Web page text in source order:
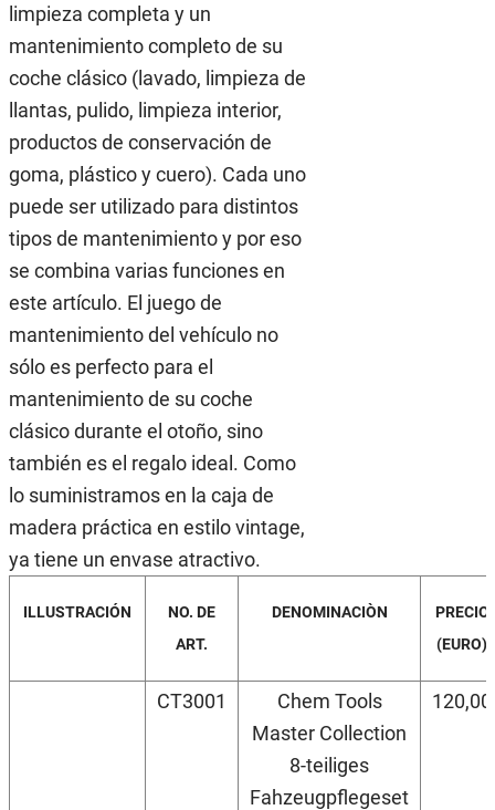
limpieza completa y un
mantenimiento completo de su
coche clásico (lavado, limpieza de
llantas, pulido, limpieza interior,
productos de conservación de
goma, plástico y cuero). Cada uno
puede ser utilizado para distintos
tipos de mantenimiento y por eso
se combina varias funciones en
este artículo. El juego de
mantenimiento del vehículo no
sólo es perfecto para el
mantenimiento de su coche
clásico durante el otoño, sino
también es el regalo ideal. Como
lo suministramos en la caja de
madera práctica en estilo vintage,
ya tiene un envase atractivo.
ILLUSTRACIÓN
NO. DE
ART.
DENOMINACIÒN
PRECIO
(EURO)
CT3001
Chem Tools
Master Collection
8-teiliges
Fahzeugpflegeset
120,00